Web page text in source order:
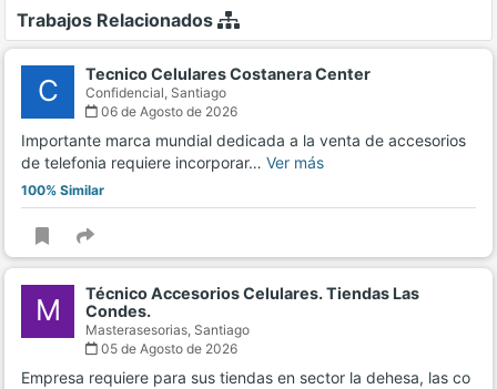
Trabajos Relacionados
C Tecnico Celulares Costanera Center
Confidencial, Santiago
06 de Agosto de 2026
Importante marca mundial dedicada a la venta de accesorios
de telefonia requiere incorporar… Ver más
100% Similar
M
Técnico Accesorios Celulares. Tiendas Las
Condes.
Masterasesorias, Santiago
05 de Agosto de 2026
Empresa requiere para sus tiendas en sector la dehesa, las co